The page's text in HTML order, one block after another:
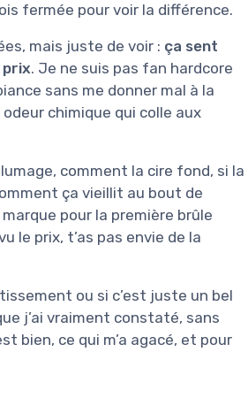
fermée pour voir la différence.
mais juste de voir : ça sent
prix. Je ne suis pas fan hardcore
sans me donner mal à la
chimique qui colle aux
comment la cire fond, si la
ça vieillit au bout de
pour la première brûle
le prix, t’as pas envie de la
ou si c’est juste un bel
j’ai vraiment constaté, sans
bien, ce qui m’a agacé, et pour